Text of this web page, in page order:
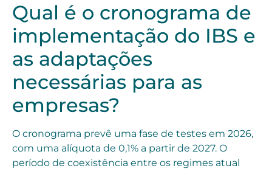
Qual é o cronograma de
implementação do IBS e
as adaptações
necessárias para as
empresas?
O cronograma prevê uma fase de testes em 2026,
com uma alíquota de 0,1% a partir de 2027. O
período de coexistência entre os regimes atual